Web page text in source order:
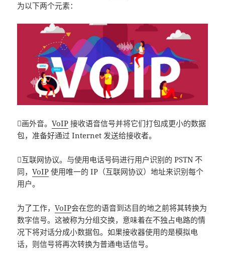
为以下两个元素：
画外音。VoIP 接收语音信号并将它们打包成更小的数据
包，准备好通过 Internet 发送给接收者。
互联网协议。与使用电话号码进行用户识别的 PSTN 不
同，VoIP 使用唯一的 IP（互联网协议）地址来识别每个
用户。
为了工作，VoIP会在您的语音到达目的地之前将其转换为
数字信号。这被称为分组交换，意味着在不独占电路的情
况下将对话分成小数据包。如果接收器使用的是模拟电
话，则信号将再次转换为普通电话信号。